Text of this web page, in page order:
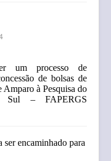
um processo de
de bolsas de
à Pesquisa do
– FAPERGS
ser encaminhado para